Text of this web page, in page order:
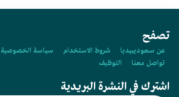
تصفح
عن سعوديبيديا شروط الاستخدام سياسة الخصوصية
تواصل معنا
التوظيف
اشترك في النشرة البريدية